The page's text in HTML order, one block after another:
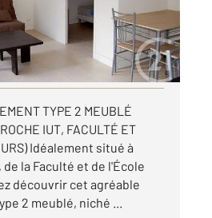
TYPE 2 MEUBLÉ
IUT, FACULTÉ ET
Idéalement situé à
la Faculté et de l'École
découvrir cet agréable
2 meublé, niché ...